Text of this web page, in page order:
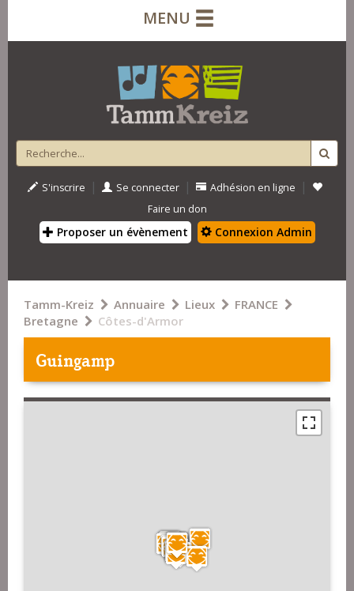
MENU
S'inscrire | Se connecter | Adhésion en ligne |
Faire un don
Proposer un évènement Connexion Admin
Tamm-Kreiz Annuaire Lieux
FRANCE
Bretagne
Côtes-d'Armor
Guingamp